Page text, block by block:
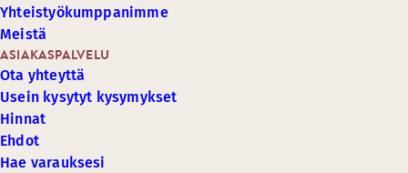
ASIAKASPALVELU
Ota yhteyttä
Usein kysytyt kysymykset
Hinnat
Ehdot
Hae varauksesi
Yhteistyökumppanimme
Meistä